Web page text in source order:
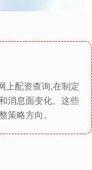
上配资查询,在制定
消息面变化。这些
策略方向。